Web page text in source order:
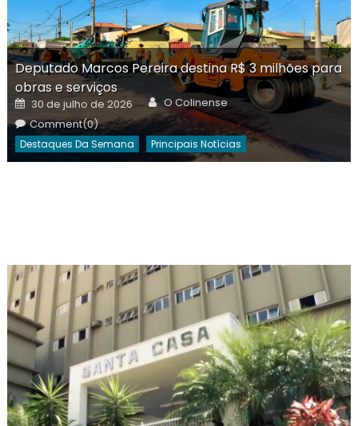
Deputado Marcos Pereira destina R$ 3 milhões para
obras e serviços
Posted
on
30 de julho de 2026 Author
O Colinense
Comment(0)
Destaques Da Semana Principais Notícias